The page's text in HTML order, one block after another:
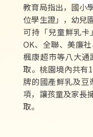
教育局指出，國小
位學生證」，幼兒
可持「兒童鮮乳卡
OK、全聯、美廉
楓康超市等八大
取。桃園境內共有
牌的國產鮮乳及豆
項，讓孩童及家長
取。